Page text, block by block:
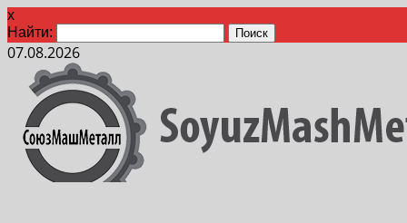
x
Найти:
07.08.2026